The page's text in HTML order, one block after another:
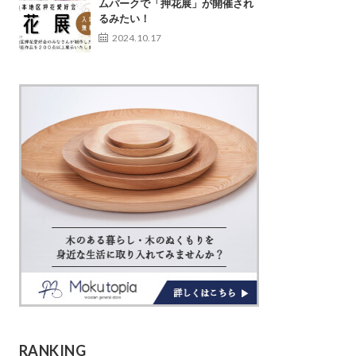
ムパークで「押花展」が開催され
るみたい！
2024.10.17
RANKING